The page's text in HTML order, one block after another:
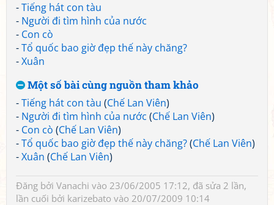
-Tiếng hát con tàu
- Người đi tìm hình của nước
- Con cò
-Tổ quốc bao giờ đẹp thế này chăng?
-Xuân
Một số bài cùng nguồn tham khảo
-Tiếng hát con tàu (Chế Lan Viên)
- Người đi tìm hình của nước (Chế Lan Viên)
- Con cò (Chế Lan Viên)
-Tổ quốc bao giờ đẹp thế này chăng?(Chế Lan Viên)
-Xuân (Chế Lan Viên)
Đăng bởi Vanachi vào 23/06/2005 17:12, đã sửa 2 lần,
lần cuối bởi karizebato vào 20/07/2009 10:14